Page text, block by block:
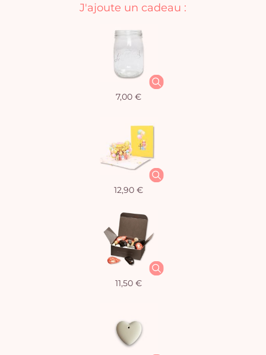
J'ajoute un cadeau :
7,00 €
12,90 €
11,50 €